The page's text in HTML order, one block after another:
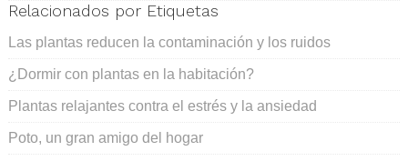
Relacionados por Etiquetas
Las plantas reducen la contaminación y los ruidos
¿Dormir con plantas en la habitación?
Plantas relajantes contra el estrés y la ansiedad
Poto, un gran amigo del hogar